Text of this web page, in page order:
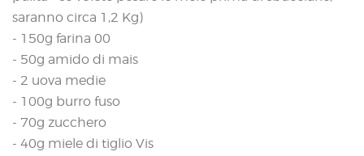
saranno circa 1,2 Kg)
- 150g farina 00
- 50g amido di mais
- 2 uova medie
- 100g burro fuso
- 70g zucchero
- 40g miele di tiglio Vis